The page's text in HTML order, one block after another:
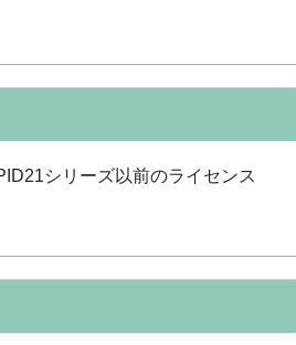
シリーズ以前のライセンス